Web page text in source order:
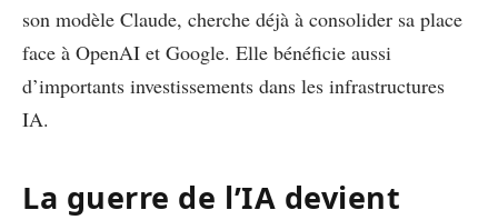
son modèle Claude, cherche déjà à consolider sa place
face à OpenAI et Google. Elle bénéficie aussi
d’importants investissements dans les infrastructures
IA.
La guerre de l’IA devient